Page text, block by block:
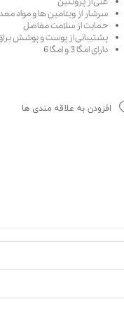
سرشار از ویتامین ها و مواد
حمایت از سلامت مفاصل
پشتیبانی از پوست و پوشش
دارای امگا 3 و امگا 6
افزودن به علاقه مندی ها